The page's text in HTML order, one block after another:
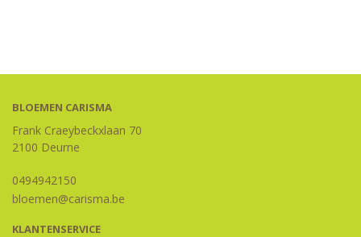
BLOEMEN CARISMA
Frank Craeybeckxlaan 70
2100 Deurne
0494942150
bloemen@carisma.be
KLANTENSERVICE